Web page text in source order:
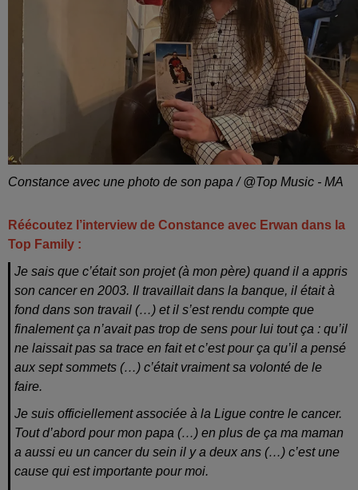
Constance avec une photo de son papa / @Top Music - MA
Réécoutez l’interview de Constance avec Erwan dans la
Top Family :
Je sais que c’était son projet (à mon père) quand il a appris
son cancer en 2003. Il travaillait dans la banque, il était à
fond dans son travail (…) et il s’est rendu compte que
finalement ça n’avait pas trop de sens pour lui tout ça : qu’il
ne laissait pas sa trace en fait et c’est pour ça qu’il a pensé
aux sept sommets (…) c’était vraiment sa volonté de le
faire.
Je suis officiellement associée à la Ligue contre le cancer.
Tout d’abord pour mon papa (…) en plus de ça ma maman
a aussi eu un cancer du sein il y a deux ans (…) c’est une
cause qui est importante pour moi.